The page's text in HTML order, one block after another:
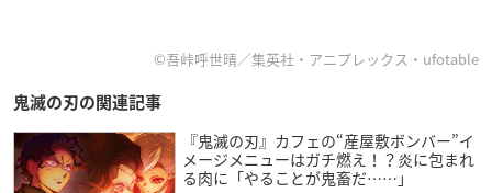
©吾峠呼世晴／集英社・アニプレックス・ufotable
鬼滅の刃の関連記事
『鬼滅の刃』カフェの“産屋敷ボンバー”イ
メージメニューはガチ燃え！？炎に包まれ
る肉に「やることが鬼畜だ……」